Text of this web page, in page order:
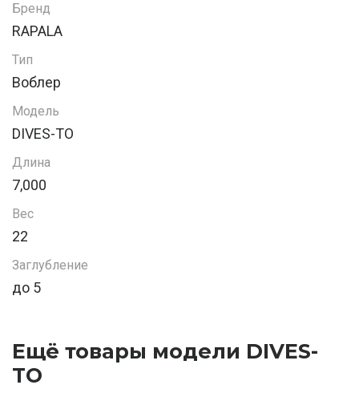
Бренд
RAPALA
Тип
Воблер
Модель
DIVES-TO
Длина
7,000
Вес
22
Заглубление
до 5
Ещё товары модели DIVES-
TO